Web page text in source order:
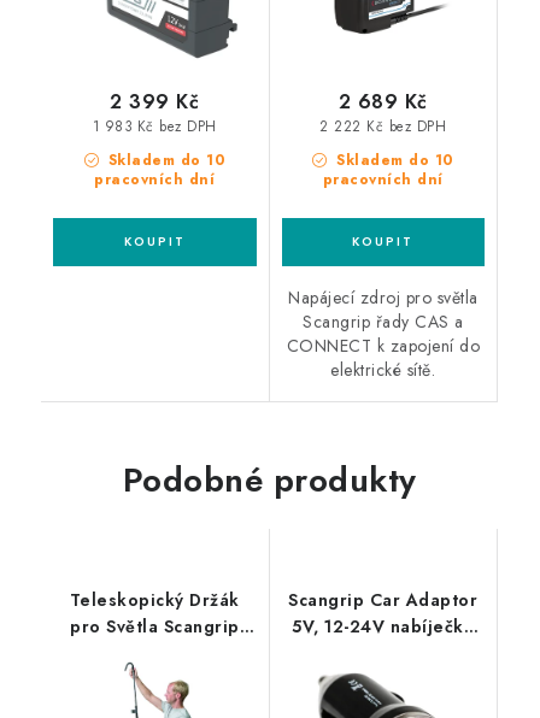
Skladem do 10
pracovních dní
1 983 Kč bez DPH
2 399 Kč
Skladem do 10
pracovních dní
2 222 Kč bez DPH
2 689 Kč
Napájecí zdroj pro světla
Scangrip řady CAS a
CONNECT k zapojení do
elektrické sítě.
Podobné produkty
Teleskopický Držák
pro Světla Scangrip
Scangrip Car Adaptor
5V, 12-24V nabíječka
autozapalovače